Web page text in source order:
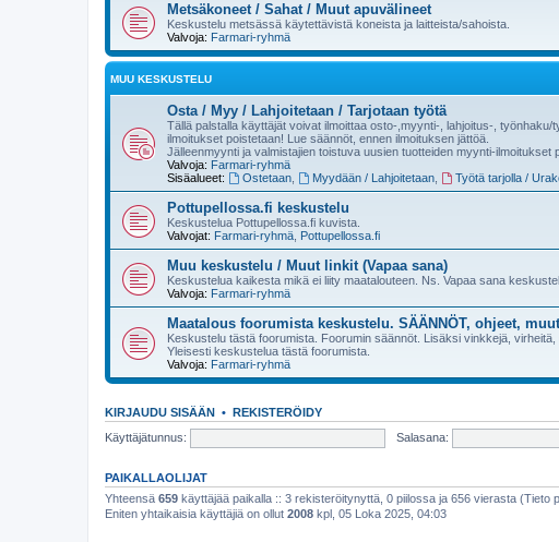
Metsäkoneet / Sahat / Muut apuvälineet
Keskustelu metsässä käytettävistä koneista ja laitteista/sahoista.
Valvoja: Farmari-ryhmä
MUU KESKUSTELU
Osta / Myy / Lahjoitetaan / Tarjotaan työtä
Tällä palstalla käyttäjät voivat ilmoittaa osto-,myynti-, lahjoitus-,
ilmoitukset poistetaan! Lue säännöt, ennen ilmoituksen jättöä.
Jälleenmyynti ja valmistajien toistuva uusien tuotteiden myynti-ilmoitukset
Valvoja: Farmari-ryhmä
Sisäalueet:
Ostetaan, Myydään / Lahjoitetaan, Työtä tarjolla /
Pottupellossa.fi keskustelu
Keskustelua Pottupellossa.fi kuvista.
Valvojat: Farmari-ryhmä Pottupellossa.fi
Muu keskustelu / Muut linkit (Vapaa sana)
Keskustelua kaikesta mikä ei liity maatalouteen. Ns. Vapaa sana
Valvoja: Farmari-ryhmä
Maatalous foorumista keskustelu. SÄÄNNÖT, ohjeet,
Keskustelu tästä foorumista. Foorumin säännöt. Lisäksi vinkkejä,
Yleisesti keskustelua tästä foorumista.
Valvoja: Farmari-ryhmä
KIRJAUDU SISÄÄN • REKISTERÖIDY
Käyttäjätunnus:
Salasana:
PAIKALLAOLIJAT
Yhteensä 659 käyttäjää paikalla :: 3 rekisteröitynyttä, 0 piilossa ja 656 vierasta (Tieto
Eniten yhtaikaisia käyttäjiä on ollut 2008 kpl, 05 Loka 2025, 04:03